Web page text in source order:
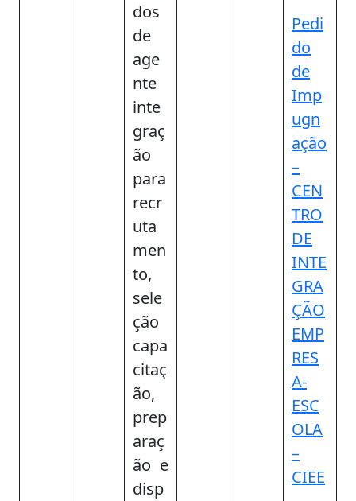
dos
de
age
nte
inte
graç
ão
para
recr
uta
men
to,
sele
ção
capa
citaç
ão,
prep
araç
ão e
disp
Pedi
do
de
Imp
ugn
ação
–
CEN
TRO
DE
INTE
GRA
ÇÃO
EMP
RES
A-
ESC
OLA
–
CIEE